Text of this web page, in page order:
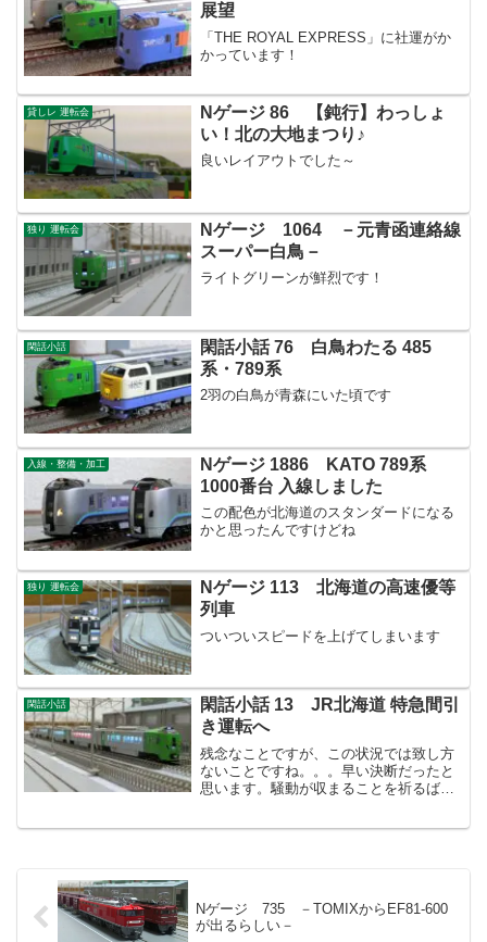
展望
「THE ROYAL EXPRESS」に社運がか
かっています！
貸しレ 運転会
Nゲージ 86 【鈍行】わっしょ
い！北の大地まつり♪
良いレイアウトでした～
独り 運転会
Nゲージ 1064 －元青函連絡線
スーパー白鳥－
ライトグリーンが鮮烈です！
閑話小話
閑話小話 76 白鳥わたる 485
系・789系
2羽の白鳥が青森にいた頃です
入線・整備・加工
Nゲージ 1886 KATO 789系
1000番台 入線しました
この配色が北海道のスタンダードになる
かと思ったんですけどね
独り 運転会
Nゲージ 113 北海道の高速優等
列車
ついついスピードを上げてしまいます
閑話小話
閑話小話 13 JR北海道 特急間引
き運転へ
残念なことですが、この状況では致し方
ないことですね。。。早い決断だったと
思います。騒動が収まることを祈るばか
Nゲージ 735 －TOMIXからEF81-600
が出るらしい－